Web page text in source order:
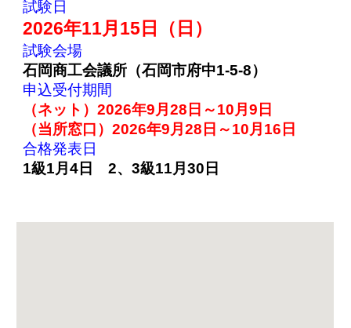
試験日
2026年11月 15 日（日）
試験会場
石岡商工会議所（石岡市府中1-5-8）
申込受付期間
（ネット）2026年9月28 日～10月9 日
（当所窓口）2026年9月28 日～10月 16 日
合格発表日
1級1月4 日 2、3級11月30 日